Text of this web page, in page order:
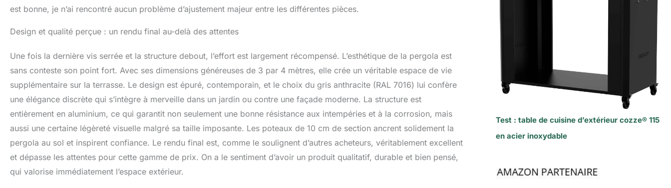
est bonne, je n’ai rencontré aucun problème d’ajustement majeur entre les différentes pièces.
Design et qualité perçue : un rendu final au-delà des attentes
Une fois la dernière vis serrée et la structure debout, l’effort est largement récompensé. L’esthétique de la pergola est
sans conteste son point fort. Avec ses dimensions généreuses de 3 par 4 mètres, elle crée un véritable espace de vie
supplémentaire sur la terrasse. Le design est épuré, contemporain, et le choix du gris anthracite (RAL 7016) lui confère
une élégance discrète qui s’intègre à merveille dans un jardin ou contre une façade moderne. La structure est
entièrement en aluminium, ce qui garantit non seulement une bonne résistance aux intempéries et à la corrosion, mais
aussi une certaine légèreté visuelle malgré sa taille imposante. Les poteaux de 10 cm de section ancrent solidement la
pergola au sol et inspirent confiance. Le rendu final est, comme le soulignent d’autres acheteurs, véritablement excellent
et dépasse les attentes pour cette gamme de prix. On a le sentiment d’avoir un produit qualitatif, durable et bien pensé,
qui valorise immédiatement l’espace extérieur.
Test : table de cuisine d’extérieur cozze® 115
en acier inoxydable